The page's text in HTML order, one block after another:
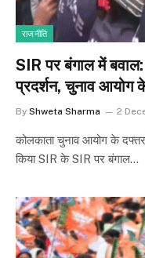
राजनीति
SIR पर बंगाल में
प्रदर्शन, चुनाव
By Shweta Sharma 2
कोलकाता चुनाव आयोग के
किया SIR के SIR पर बंगाल…